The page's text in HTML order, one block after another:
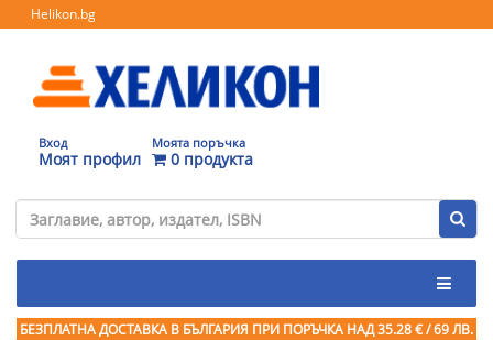
Helikon.bg
Вход
Моят профил
Моята поръчка
0 продукта
БЕЗПЛАТНА ДОСТАВКА В БЪЛГАРИЯ ПРИ ПОРЪЧКА НАД 35.28 € / 69 ЛВ.